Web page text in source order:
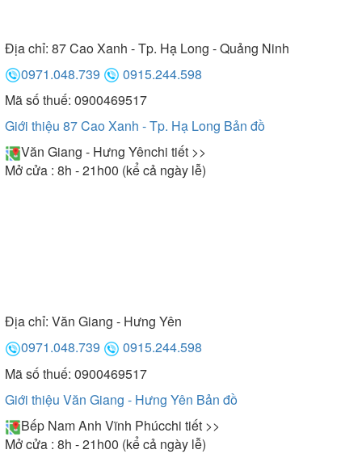
Địa chỉ: 87 Cao Xanh - Tp. Hạ Long - Quảng Ninh
0971.048.739
0915.244.598
Mã số thuế: 0900469517
Giới thiệu 87 Cao Xanh - Tp. Hạ Long Bản đồ
Văn Giang - Hưng Yênchi tiết >>
Mở cửa : 8h - 21h00 (kể cả ngày lễ)
Địa chỉ: Văn Giang - Hưng Yên
0971.048.739
0915.244.598
Mã số thuế: 0900469517
Giới thiệu Văn Giang - Hưng Yên Bản đồ
Bếp Nam Anh Vĩnh Phúcchi tiết >>
Mở cửa : 8h - 21h00 (kể cả ngày lễ)